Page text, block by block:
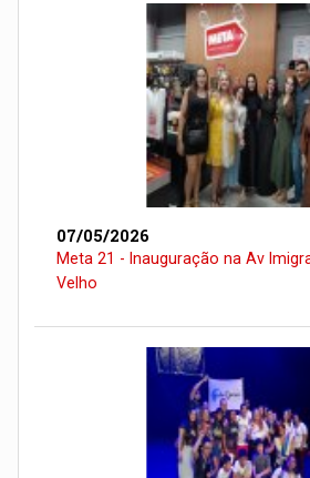
07/05/2026
Meta 21 - Inauguração na Av
Velho